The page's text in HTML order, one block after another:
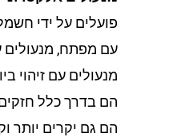
פועלים על ידי חשמל.
עם מפתח, מנעולים עם
מנעולים עם זיהוי
הם בדרך כלל חזקים
הם גם יקרים יותר